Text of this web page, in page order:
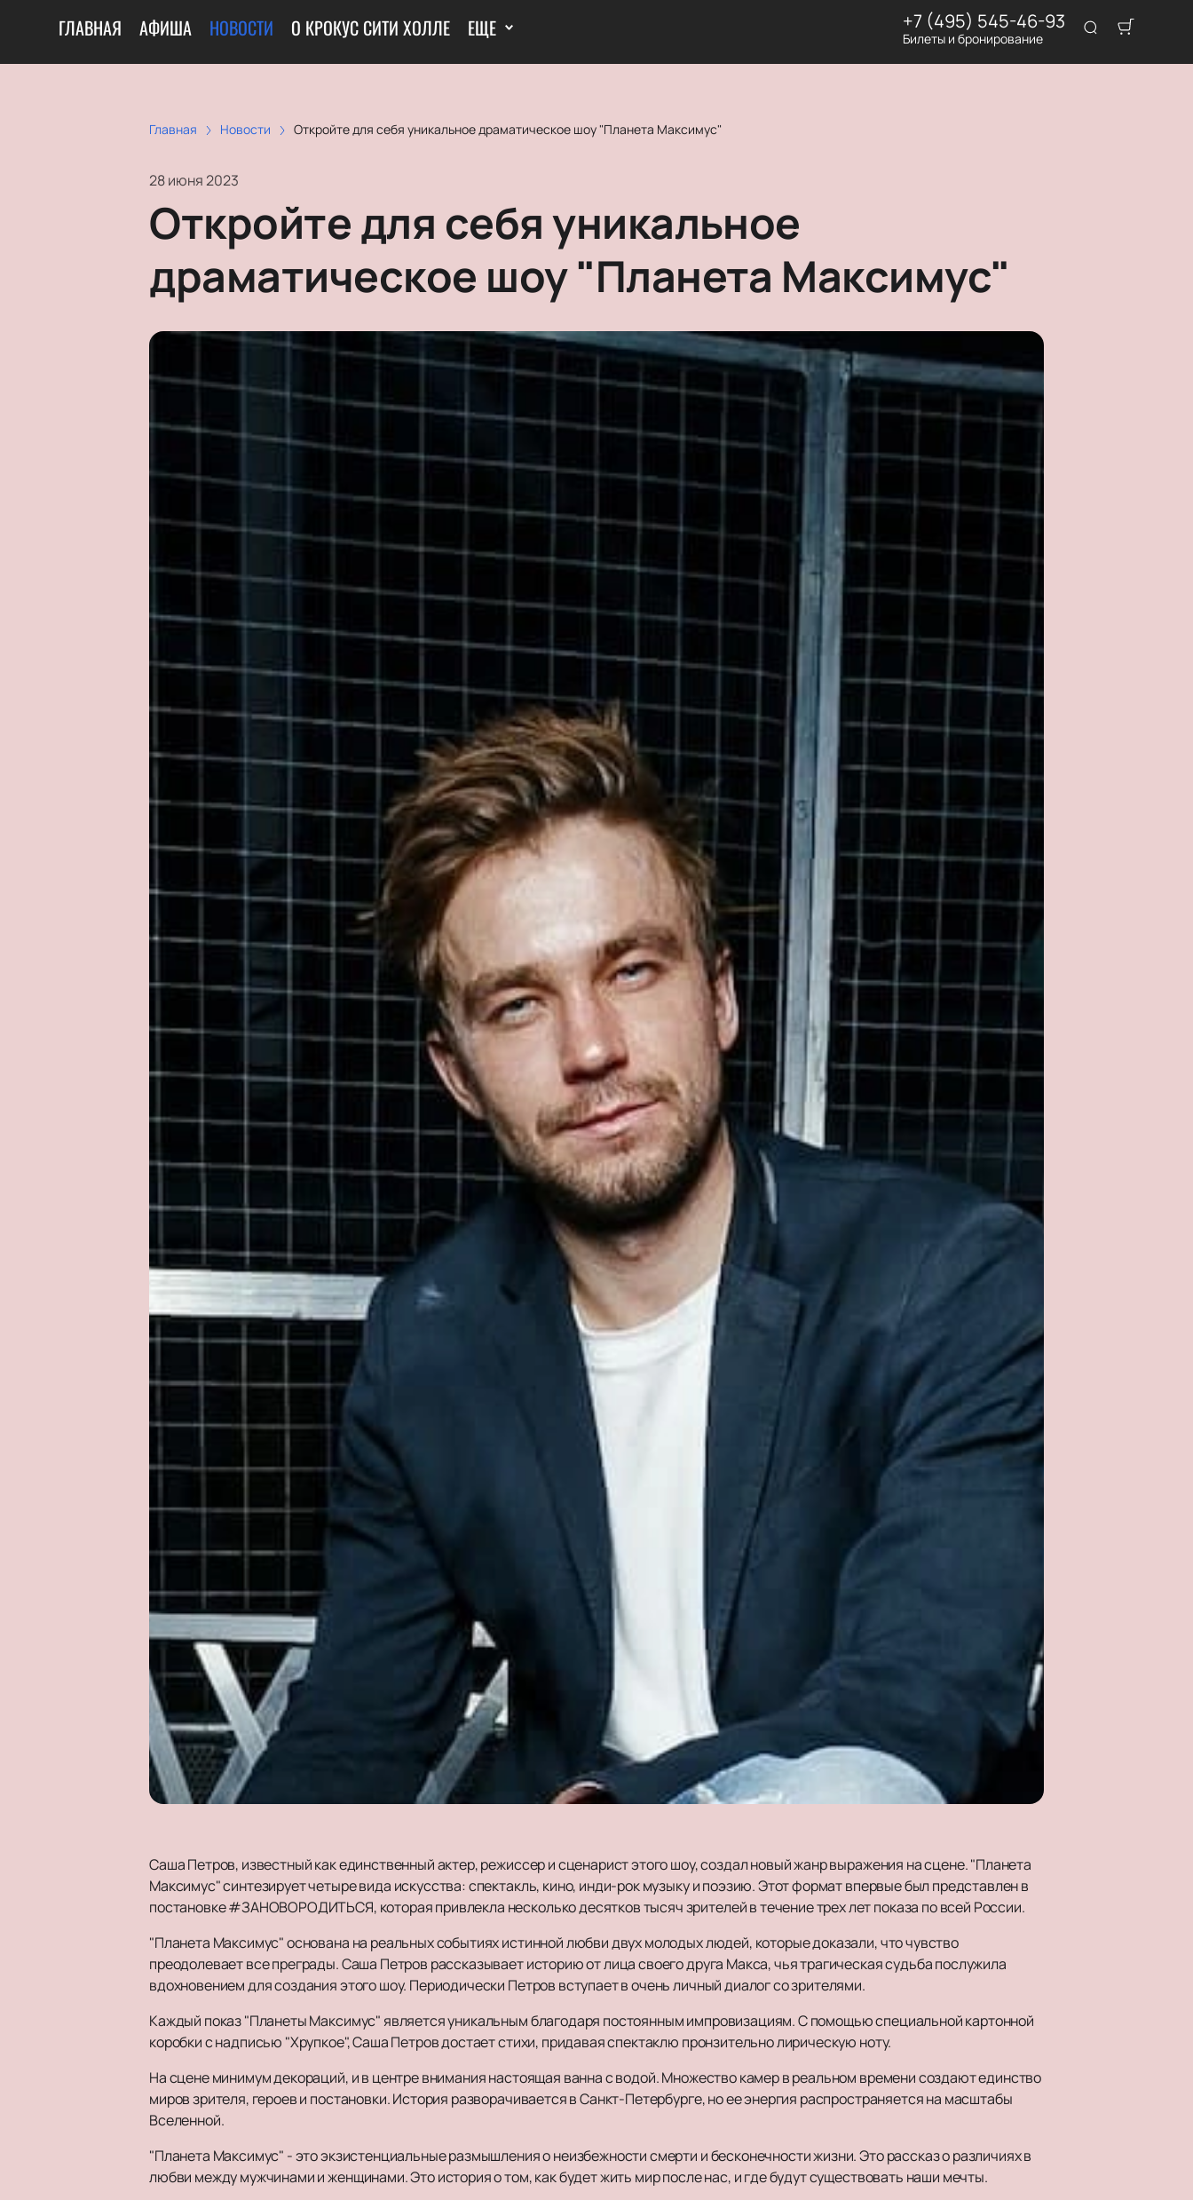
ГЛАВНАЯ АФИША НОВОСТИ О КРОКУС СИТИ ХОЛЛЕ ЕЩЕ +7 (495) 545-46-93
Билеты и бронирование
Главная Новости Откройте для себя уникальное драматическое шоу "Планета Максимус"
28 июня 2023
Откройте для себя уникальное
драматическое шоу "Планета Максимус"
Саша Петров, известный как единственный актер, режиссер и сценарист этого шоу, создал новый жанр выражения на сцене. "Планета
Максимус" синтезирует четыре вида искусства: спектакль, кино, инди-рок музыку и поэзию. Этот формат впервые был представлен в
постановке #ЗАНОВОРОДИТЬСЯ, которая привлекла несколько десятков тысяч зрителей в течение трех лет показа по всей России.
"Планета Максимус" основана на реальных событиях истинной любви двух молодых людей, которые доказали, что чувство
преодолевает все преграды. Саша Петров рассказывает историю от лица своего друга Макса, чья трагическая судьба послужила
вдохновением для создания этого шоу. Периодически Петров вступает в очень личный диалог со зрителями.
Каждый показ "Планеты Максимус" является уникальным благодаря постоянным импровизациям. С помощью специальной картонной
коробки с надписью "Хрупкое", Саша Петров достает стихи, придавая спектаклю пронзительно лирическую ноту.
На сцене минимум декораций, и в центре внимания настоящая ванна с водой. Множество камер в реальном времени создают единство
миров зрителя, героев и постановки. История разворачивается в Санкт-Петербурге, но ее энергия распространяется на масштабы
Вселенной.
"Планета Максимус" - это экзистенциальные размышления о неизбежности смерти и бесконечности жизни. Это рассказ о различиях в
любви между мужчинами и женщинами. Это история о том, как будет жить мир после нас, и где будут существовать наши мечты.